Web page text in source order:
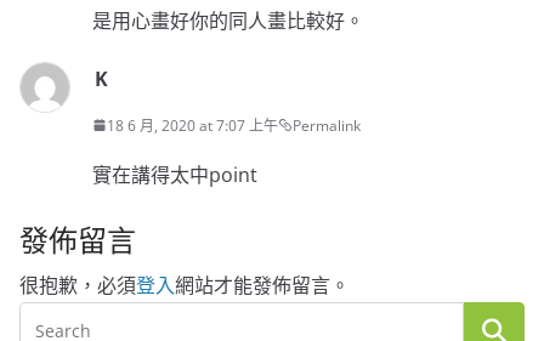
是用心畫好你的同人畫比較好。
K
18 6 月, 2020 at 7:07 上午 Permalink
實在講得太中point
發佈留言
很抱歉，必須登入網站才能發佈留言。